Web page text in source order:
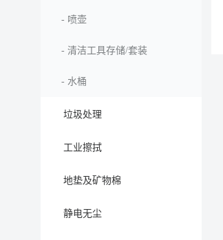
- 喷壶
- 清洁工具存储/套装
- 水桶
垃圾处理
工业擦拭
地垫及矿物棉
静电无尘